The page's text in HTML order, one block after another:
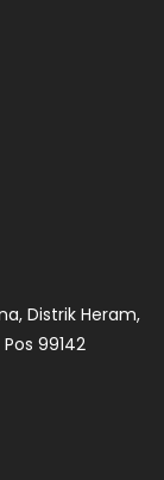
Distrik Heram,
99142